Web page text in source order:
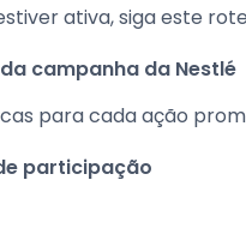
ativa, siga este
campanha da Nestlé
para cada ação
participação